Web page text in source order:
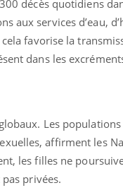
décès quotidiens
aux services d’eau,
favorise la
dans les
Les populations
affirment les
les filles ne
privées.
pour l’été !
arrive… et avec lui, un
de vie ! Vacances,
activités en plein
...